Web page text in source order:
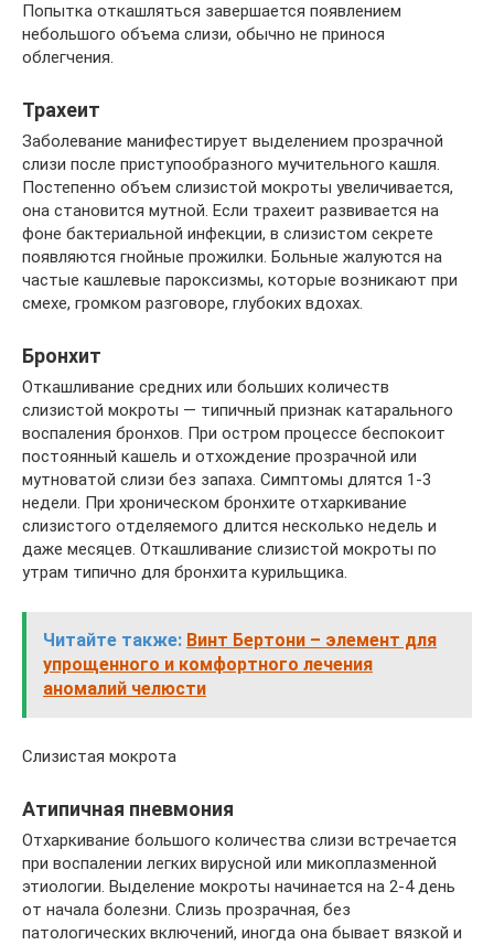
Попытка откашляться завершается появлением
небольшого объема слизи, обычно не принося
облегчения.
Трахеит
Заболевание манифестирует выделением прозрачной
слизи после приступообразного мучительного кашля.
Постепенно объем слизистой мокроты увеличивается,
она становится мутной. Если трахеит развивается на
фоне бактериальной инфекции, в слизистом секрете
появляются гнойные прожилки. Больные жалуются на
частые кашлевые пароксизмы, которые возникают при
смехе, громком разговоре, глубоких вдохах.
Бронхит
Откашливание средних или больших количеств
слизистой мокроты — типичный признак катарального
воспаления бронхов. При остром процессе беспокоит
постоянный кашель и отхождение прозрачной или
мутноватой слизи без запаха. Симптомы длятся 1-3
недели. При хроническом бронхите отхаркивание
слизистого отделяемого длится несколько недель и
даже месяцев. Откашливание слизистой мокроты по
утрам типично для бронхита курильщика.
Читайте также: Винт Бертони – элемент для
упрощенного и комфортного лечения
аномалий челюсти
Слизистая мокрота
Атипичная пневмония
Отхаркивание большого количества слизи встречается
при воспалении легких вирусной или микоплазменной
этиологии. Выделение мокроты начинается на 2-4 день
от начала болезни. Слизь прозрачная, без
патологических включений, иногда она бывает вязкой и